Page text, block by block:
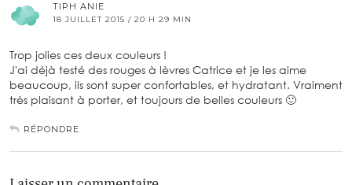
TIPH ANIE
18 JUILLET 2015 / 20 H 29 MIN
Trop jolies ces deux couleurs !
J'ai déjà testé des rouges à lèvres Catrice et je les aime
beaucoup, ils sont super confortables, et hydratant. Vraiment
très plaisant à porter, et toujours de belles couleurs 🙂
RÉPONDRE